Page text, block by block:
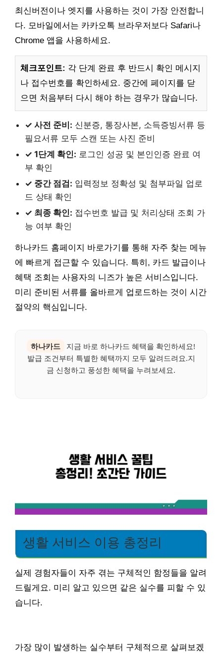
최신버전이나 엣지를 사용하는 것이 가장 안전합니
다. 모바일에서는 카카오톡 브라우저보다 Safari나
Chrome 앱을 사용하세요.
체크포인트: 각 단계 완료 후 반드시 확인 메시지
나 접수번호를 확인하세요. 중간에 페이지를 닫
으면 처음부터 다시 해야 하는 경우가 많습니다.
✓ 사전 준비: 신분증, 통장사본, 소득증빙서류 등
필요서류 모두 스캔 또는 사진 준비
✓ 1단계 확인: 로그인 성공 및 본인인증 완료 여
부 확인
✓ 중간 점검: 입력정보 정확성 및 첨부파일 업로
드 상태 확인
✓ 최종 확인: 접수번호 발급 및 처리상태 조회 가
능 여부 확인
하나카드 홈페이지 바로가기를 통해 자주 찾는 메뉴
에 빠르게 접근할 수 있습니다. 특히, 카드 발급이나
혜택 조회는 사용자의 니즈가 높은 서비스입니다.
미리 준비된 서류를 올바르게 업로드하는 것이 시간
절약의 핵심입니다.
하나카드
지금 바로 하나카드 혜택을 확인하세요!
발급 조건부터 특별한 혜택까지 모두 알려드려요.지
금 신청하고 풍성한 혜택을 누려보세요.
생활 서비스 이용 총정리
실제 경험자들이 자주 겪는 구체적인 함정들을 알려
드릴게요. 미리 알고 있으면 같은 실수를 피할 수 있
습니다.
가장 많이 발생하는 실수부터 구체적으로 살펴보겠